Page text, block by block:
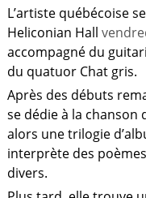
L’artiste québécoise
Heliconian Hall
accompagné du
du quatuor Chat gris.
Après des débuts
se dédie à la chanson
alors une trilogie
interprète des
divers.